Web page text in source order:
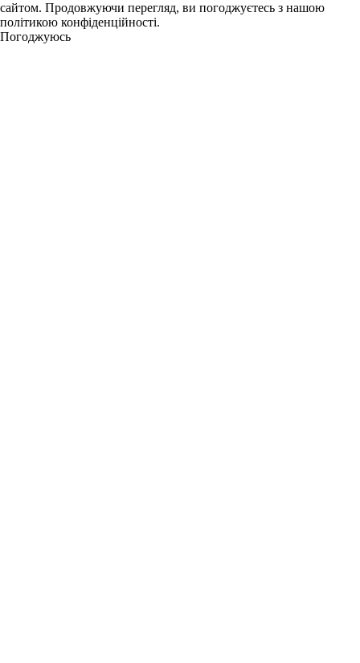
сайтом. Продовжуючи перегляд, ви погоджуєтесь з нашою
політикою конфіденційності.
Погоджуюсь